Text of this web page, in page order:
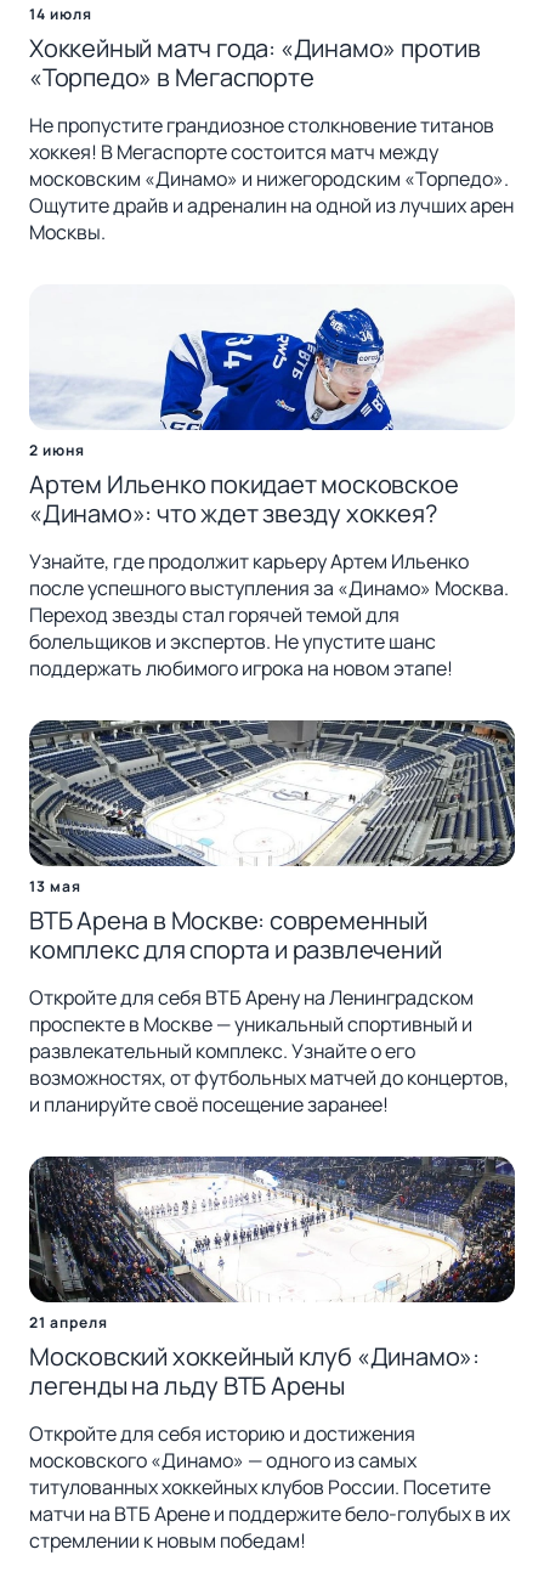
14 июля
Хоккейный матч года: «Динамо» против
«Торпедо» в Мегаспорте
Не пропустите грандиозное столкновение титанов
хоккея! В Мегаспорте состоится матч между
московским «Динамо» и нижегородским «Торпедо».
Ощутите драйв и адреналин на одной из лучших арен
Москвы.
2 июня
Артем Ильенко покидает московское
«Динамо»: что ждет звезду хоккея?
Узнайте, где продолжит карьеру Артем Ильенко
после успешного выступления за «Динамо» Москва.
Переход звезды стал горячей темой для
болельщиков и экспертов. Не упустите шанс
поддержать любимого игрока на новом этапе!
13 мая
ВТБ Арена в Москве: современный
комплекс для спорта и развлечений
Откройте для себя ВТБ Арену на Ленинградском
проспекте в Москве — уникальный спортивный и
развлекательный комплекс. Узнайте о его
возможностях, от футбольных матчей до концертов,
и планируйте своё посещение заранее!
21 апреля
Московский хоккейный клуб «Динамо»:
легенды на льду ВТБ Арены
Откройте для себя историю и достижения
московского «Динамо» — одного из самых
титулованных хоккейных клубов России. Посетите
матчи на ВТБ Арене и поддержите бело-голубых в их
стремлении к новым победам!